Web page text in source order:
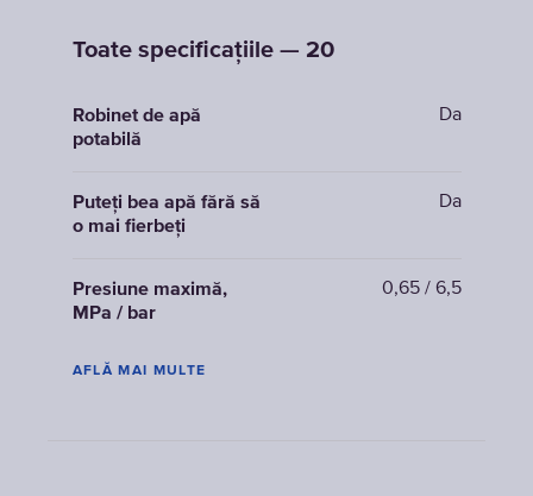
Toate specificațiile — 20
Robinet de apă
potabilă
Da
Puteți bea apă fără să
o mai fierbeți
Da
Presiune maximă,
MPa / bar
0,65 / 6,5
AFLĂ MAI MULTE